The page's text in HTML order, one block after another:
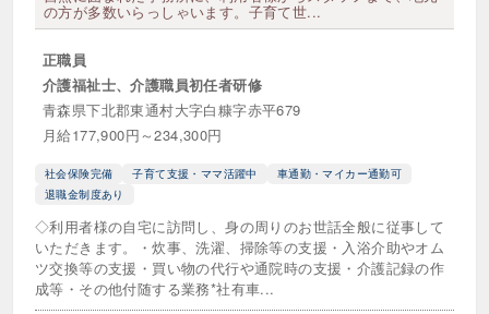
車通勤・マイカー通勤可 退職金制度あり
離職率が低い
駅近（徒歩10分以内） 高収入・高給料
訪問サービス
夜間対応型訪問介護
定期巡回・随時対応型訪問介護看護
の方が多数いらっしゃいます。子育て世...
正職員
介護福祉士、介護職員初任者研修
青森県下北郡東通村大字白糠字赤平679
月給177,900円～234,300円
社会保険完備 子育て支援・ママ活躍中
車通勤・マイカー通勤可
退職金制度あり
◇利用者様の自宅に訪問し、身の周りのお世話全般に従事して
いただきます。・炊事、洗濯、掃除等の支援・入浴介助やオム
ツ交換等の支援・買い物の代行や通院時の支援・介護記録の作
成等・その他付随する業務*社有車...